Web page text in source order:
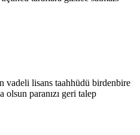
vadeli lisans taahhüdü birdenbire
paranızı geri talep